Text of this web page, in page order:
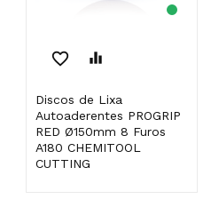
favorite_border equalizer
Discos de Lixa
Autoaderentes PROGRIP
RED Ø150mm 8 Furos
A180 CHEMITOOL
CUTTING